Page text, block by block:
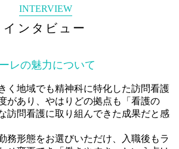
INTERVIEW
インタビュー
レの魅力について
く地域でも精神科に特化した訪問看護
があり、やはりどの拠点も「看護の
訪問看護に取り組んできた成果だと感
務形態をお選びいただけ、入職後もラ